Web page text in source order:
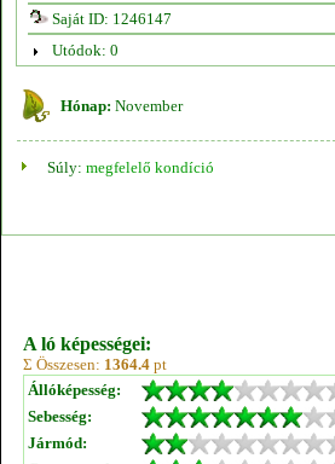
Saját ID: 1246147
Utódok: 0
Hónap: November
Súly: megfelelő kondíció
A ló képességei:
Σ Összesen: 1364.4 pt
Állóképesség:
Sebesség:
Jármód: